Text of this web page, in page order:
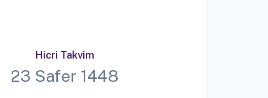
Hicri Takvim
23 Safer 1448